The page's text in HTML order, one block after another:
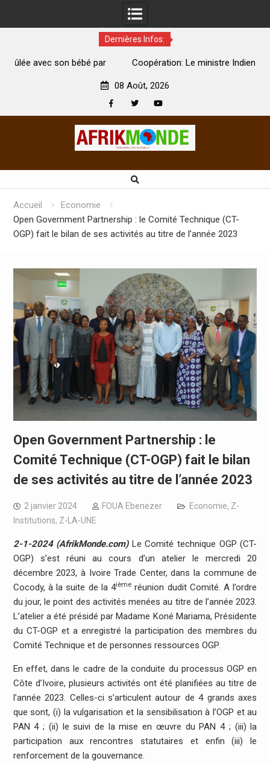
Dernières Infos:
Coopération: Le ministre Indien Kirti Vardhan Singh à
08 Août, 2026
Accueil
Economie
Open Government Partnership : le Comité Technique (CT-
OGP) fait le bilan de ses activités au titre de l’année 2023
Open Government Partnership : le
Comité Technique (CT-OGP) fait le bilan
de ses activités au titre de l’année 2023
2 janvier 2024 FOUA Ebenezer Economie, Z-
Institutions, Z-LA-UNE
2-1-2024 (AfrikMonde.com)Le Comité technique OGP (CT-
OGP) s’est réuni au cours d’un atelier le mercredi 20
décembre 2023, à Ivoire Trade Center, dans la commune de
Cocody, à la suite de la 4ième réunion dudit Comité. A l’ordre
du jour, le point des activités menées au titre de l’année 2023.
L’atelier a été présidé par Madame Koné Mariama, Présidente
du CT-OGP et a enregistré la participation des membres du
Comité Technique et de personnes ressources OGP.
En effet, dans le cadre de la conduite du processus OGP en
Côte d’Ivoire, plusieurs activités ont été planifiées au titre de
l’année 2023. Celles-ci s’articulent autour de 4 grands axes
que sont, (i) la vulgarisation et la sensibilisation à l’OGP et au
PAN 4 ; (ii) le suivi de la mise en œuvre du PAN 4 ; (iii) la
participation aux rencontres statutaires et enfin (iii) le
renforcement de la gouvernance.